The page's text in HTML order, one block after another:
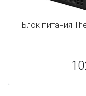
Блок питания